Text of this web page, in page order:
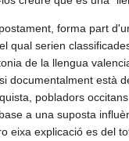
forma part
qual serien
de la llengua
documentalment està
pobladors
a una suposta
eixa explicació es del